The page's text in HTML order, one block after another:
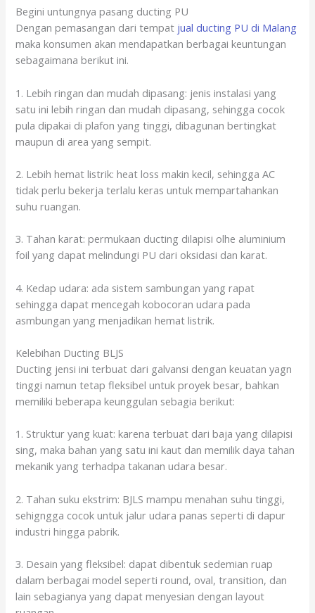
Begini untungnya pasang ducting PU
Dengan pemasangan dari tempat jual ducting PU di Malang
maka konsumen akan mendapatkan berbagai keuntungan
sebagaimana berikut ini.
1. Lebih ringan dan mudah dipasang: jenis instalasi yang
satu ini lebih ringan dan mudah dipasang, sehingga cocok
pula dipakai di plafon yang tinggi, dibagunan bertingkat
maupun di area yang sempit.
2. Lebih hemat listrik: heat loss makin kecil, sehingga AC
tidak perlu bekerja terlalu keras untuk mempartahankan
suhu ruangan.
3. Tahan karat: permukaan ducting dilapisi olhe aluminium
foil yang dapat melindungi PU dari oksidasi dan karat.
4. Kedap udara: ada sistem sambungan yang rapat
sehingga dapat mencegah kobocoran udara pada
asmbungan yang menjadikan hemat listrik.
Kelebihan Ducting BLJS
Ducting jensi ini terbuat dari galvansi dengan keuatan yagn
tinggi namun tetap fleksibel untuk proyek besar, bahkan
memiliki beberapa keunggulan sebagia berikut:
1. Struktur yang kuat: karena terbuat dari baja yang dilapisi
sing, maka bahan yang satu ini kaut dan memilik daya tahan
mekanik yang terhadpa takanan udara besar.
2. Tahan suku ekstrim: BJLS mampu menahan suhu tinggi,
sehigngga cocok untuk jalur udara panas seperti di dapur
industri hingga pabrik.
3. Desain yang fleksibel: dapat dibentuk sedemian ruap
dalam berbagai model seperti round, oval, transition, dan
lain sebagianya yang dapat menyesian dengan layout